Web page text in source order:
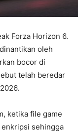
Forza Horizon 6.
oleh
bocor di
telah beredar
ketika file game
sehingga